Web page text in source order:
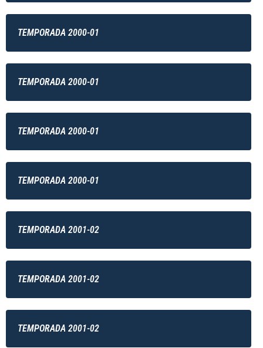
TEMPORADA 2000-01
TEMPORADA 2000-01
TEMPORADA 2000-01
TEMPORADA 2000-01
TEMPORADA 2001-02
TEMPORADA 2001-02
TEMPORADA 2001-02